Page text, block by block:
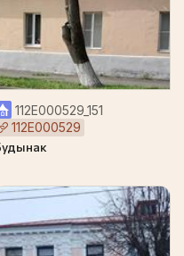
112Е000529_151
112Е000529